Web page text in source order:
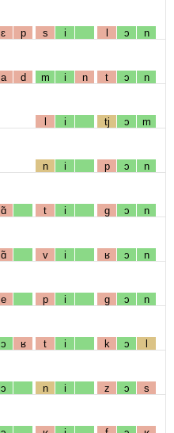
ɛ p s i l ɔ n
a d m i n t ɔ n
l i tj ɔ m
n i p ɔ n
ɑ̃ t i g ɔ n
ɑ̃ v i ʁ ɔ n
e p i g ɔ n
ɔ ʁ t i k ɔ l
ɔ n i z ɔ s